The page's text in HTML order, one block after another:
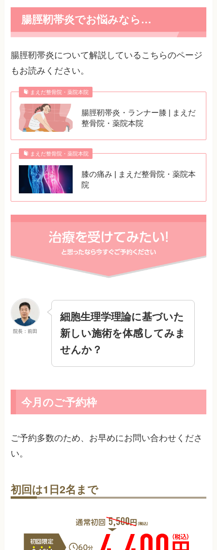
腸脛靭帯炎でお悩みなら…
腸脛靭帯炎について解説しているこちらのページ
もお読みください。
まえだ整骨院・薬院本院
腸脛靭帯炎・ランナー膝 | まえだ
整骨院・薬院本院
まえだ整骨院・薬院本院
膝の痛み | まえだ整骨院・薬院本
院
院長：前田
細胞生理学理論に基づいた
新しい施術を体感してみま
せんか？
今月のご予約枠
ご予約多数のため、お早めにお問い合わせくださ
い。
初回は1日2名まで